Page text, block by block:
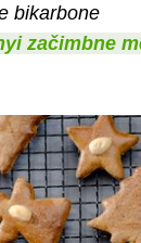
bikarbone
začimbne